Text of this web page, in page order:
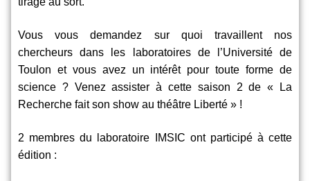
Vous vous demandez sur quoi travaillent nos
chercheurs dans les laboratoires de l’Université de
Toulon et vous avez un intérêt pour toute forme de
science ? Venez assister à cette saison 2 de « La
Recherche fait son show au théâtre Liberté » !
2 membres du laboratoire IMSIC ont participé à cette
édition :